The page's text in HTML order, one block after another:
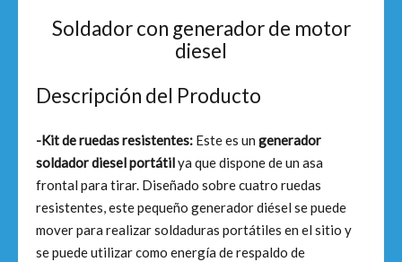
Soldador con generador de motor
diesel
Descripción del Producto
-Kit de ruedas resistentes: Este es un generador
soldador diesel portátilya que dispone de un asa
frontal para tirar. Diseñado sobre cuatro ruedas
resistentes, este pequeño generador diésel se puede
mover para realizar soldaduras portátiles en el sitio y
se puede utilizar como energía de respaldo de